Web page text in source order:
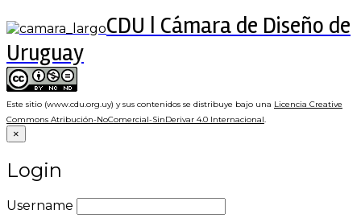
CDU | Cámara de Diseño de
Uruguay
Este sitio (www.cdu.org.uy) y sus contenidos se distribuye bajo una Licencia Creative
Commons Atribución-NoComercial-SinDerivar 4.0 Internacional.
×
Login
Username